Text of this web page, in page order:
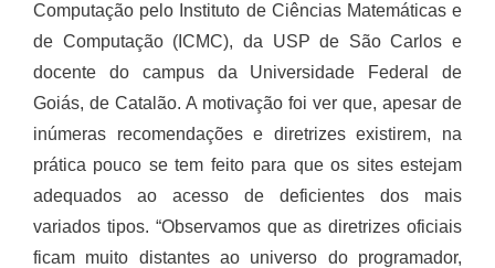
Computação pelo Instituto de Ciências Matemáticas e
de Computação (ICMC), da USP de São Carlos e
docente do campus da Universidade Federal de
Goiás, de Catalão. A motivação foi ver que, apesar de
inúmeras recomendações e diretrizes existirem, na
prática pouco se tem feito para que os sites estejam
adequados ao acesso de deficientes dos mais
variados tipos. “Observamos que as diretrizes oficiais
ficam muito distantes ao universo do programador,